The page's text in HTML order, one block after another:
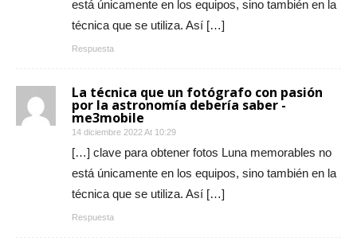
está únicamente en los equipos, sino también en la
técnica que se utiliza. Así […]
Respuesta
La técnica que un fotógrafo con pasión
por la astronomía debería saber -
me3mobile
14 diciembre 2022 At 10:29
[…] clave para obtener fotos Luna memorables no
está únicamente en los equipos, sino también en la
técnica que se utiliza. Así […]
Respuesta